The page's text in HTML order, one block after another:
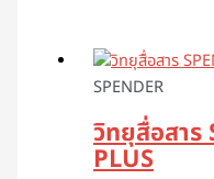
SPENDER
วิทยุสื่อสาร
PLUS